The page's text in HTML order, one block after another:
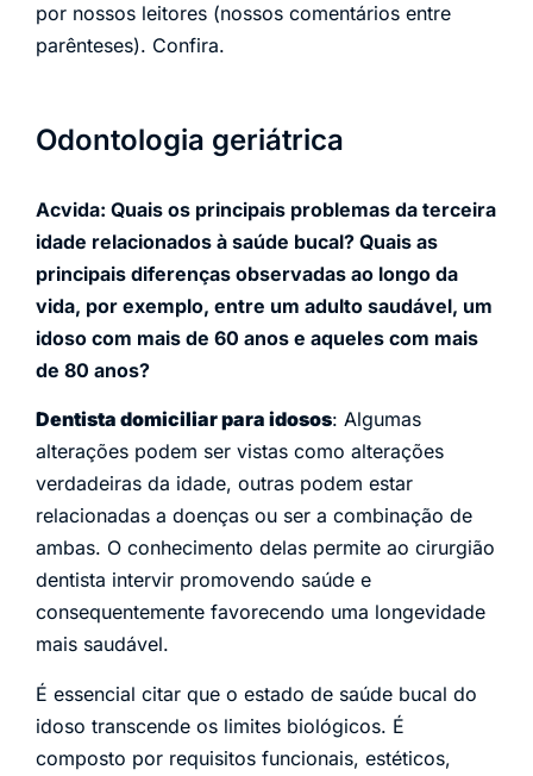
por nossos leitores (nossos comentários entre
parênteses). Confira.
Odontologia geriátrica
Acvida: Quais os principais problemas da terceira
idade relacionados à saúde bucal? Quais as
principais diferenças observadas ao longo da
vida, por exemplo, entre um adulto saudável, um
idoso com mais de 60 anos e aqueles com mais
de 80 anos?
Dentista domiciliar para idosos: Algumas
alterações podem ser vistas como alterações
verdadeiras da idade, outras podem estar
relacionadas a doenças ou ser a combinação de
ambas. O conhecimento delas permite ao cirurgião
dentista intervir promovendo saúde e
consequentemente favorecendo uma longevidade
mais saudável.
É essencial citar que o estado de saúde bucal do
idoso transcende os limites biológicos. É
composto por requisitos funcionais, estéticos,